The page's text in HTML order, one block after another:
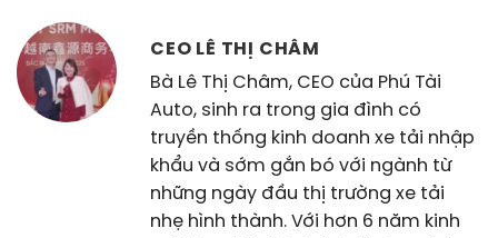
CEO LÊ THỊ CHÂM
Bà Lê Thị Châm, CEO của Phú Tài
Auto, sinh ra trong gia đình có
truyền thống kinh doanh xe tải nhập
khẩu và sớm gắn bó với ngành từ
những ngày đầu thị trường xe tải
nhẹ hình thành. Với hơn 6 năm kinh